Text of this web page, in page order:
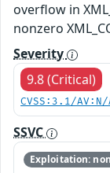
overflow in
nonzero
Severity
9.8 (Critical)
CVSS:3.1/
SSVC
Exploitation: